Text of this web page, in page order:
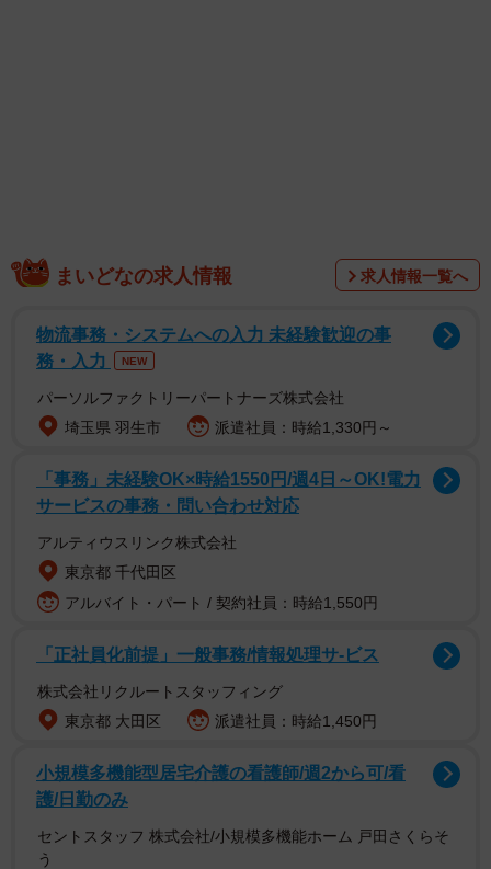
まいどなの求人情報 求人情報一覧へ
物流事務・システムへの入力 未経験歓迎の事
務・入力
NEW
パーソルファクトリーパートナーズ株式会社
埼玉県 羽生市
派遣社員：時給1,330円～
「事務」未経験OK×時給1550円/週4日～OK!電力
サービスの事務・問い合わせ対応
アルティウスリンク株式会社
東京都 千代田区
アルバイト・パート / 契約社員：時給1,550円
「正社員化前提」一般事務/情報処理サ-ビス
株式会社リクルートスタッフィング
東京都 大田区
派遣社員：時給1,450円
小規模多機能型居宅介護の看護師/週2から可/看
護/日勤のみ
セントスタッフ 株式会社/小規模多機能ホーム 戸田さくらそ
う